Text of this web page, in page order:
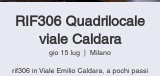
RIF306 Quadrilocale
viale Caldara
gio 15 lug Milano
rif306 in Viale Emilio Caldara, a pochi passi